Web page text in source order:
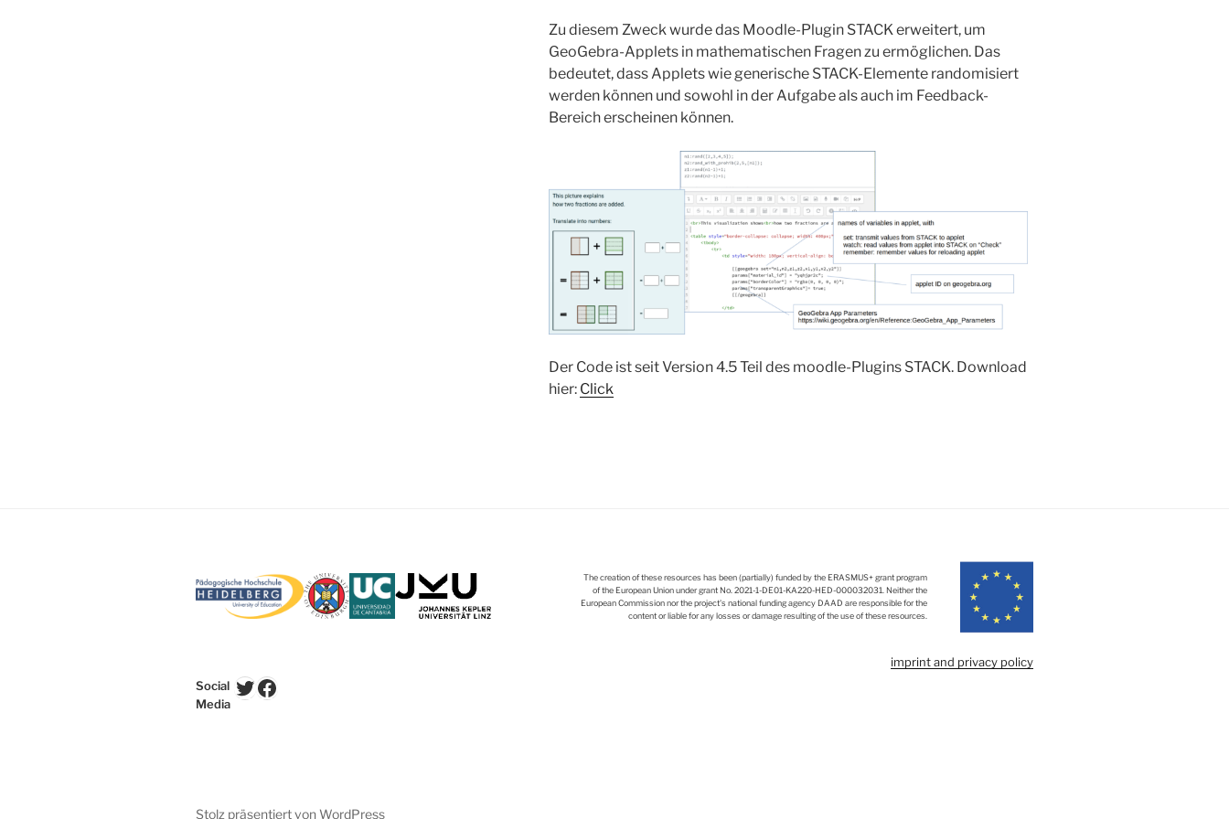
Zu diesem Zweck wurde das Moodle-Plugin STACK erweitert, um
GeoGebra-Applets in mathematischen Fragen zu ermöglichen. Das
bedeutet, dass Applets wie generische STACK-Elemente randomisiert
werden können und sowohl in der Aufgabe als auch im Feedback-
Bereich erscheinen können.
Der Code ist seit Version 4.5 Teil des moodle-Plugins STACK. Download
hier: Click
Social
Media
Twitter
Facebook
The creation of these resources has been (partially) funded by the ERASMUS+ grant program
of the European Union under grant No. 2021-1-DE01-KA220-HED-000032031. Neither the
European Commission nor the project's national funding agency DAAD are responsible for the
content or liable for any losses or damage resulting of the use of these resources.
imprint and privacy policy
Stolz präsentiert von WordPress